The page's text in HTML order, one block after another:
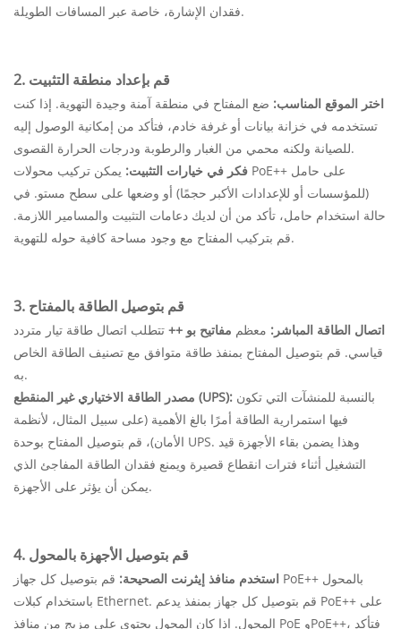
فقدان الإشارة، خاصة عبر المسافات الطويلة.
2. قم بإعداد منطقة التثبيت
اختر الموقع المناسب: ضع المفتاح في منطقة آمنة وجيدة التهوية. إذا كنت
تستخدمه في خزانة بيانات أو غرفة خادم، فتأكد من إمكانية الوصول إليه
للصيانة ولكنه محمي من الغبار والرطوبة ودرجات الحرارة القصوى.
فكر في خيارات التثبيت: يمكن تركيب محولات PoE++ على حامل
(للمؤسسات أو للإعدادات الأكبر حجمًا) أو وضعها على سطح مستو. في
حالة استخدام حامل، تأكد من أن لديك دعامات التثبيت والمسامير اللازمة.
قم بتركيب المفتاح مع وجود مساحة كافية حوله للتهوية.
3. قم بتوصيل الطاقة بالمفتاح
اتصال الطاقة المباشر: معظم مفاتيح بو ++ تتطلب اتصال طاقة تيار متردد
قياسي. قم بتوصيل المفتاح بمنفذ طاقة متوافق مع تصنيف الطاقة الخاص
به.
مصدر الطاقة الاختياري غير المنقطع (UPS): بالنسبة للمنشآت التي تكون
فيها استمرارية الطاقة أمرًا بالغ الأهمية (على سبيل المثال، لأنظمة
الأمان)، قم بتوصيل المفتاح بوحدة UPS. وهذا يضمن بقاء الأجهزة قيد
التشغيل أثناء فترات انقطاع قصيرة ويمنع فقدان الطاقة المفاجئ الذي
يمكن أن يؤثر على الأجهزة.
4. قم بتوصيل الأجهزة بالمحول
استخدم منافذ إيثرنت الصحيحة: قم بتوصيل كل جهاز PoE++ بالمحول
باستخدام كبلات Ethernet. قم بتوصيل كل جهاز بمنفذ يدعم PoE++ على
المحول. إذا كان المحول يحتوي على مزيج من منافذ PoE وPoE++، فتأكد